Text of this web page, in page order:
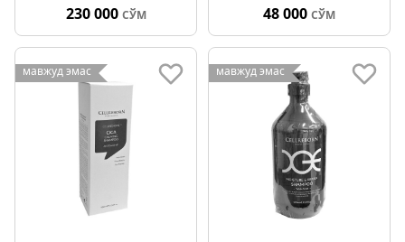
230 000 СЎМ 48 000 СЎМ
мавжуд эмас мавжуд эмас